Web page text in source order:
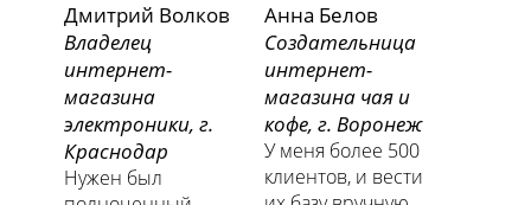
Дмитрий Волков
Владелец
интернет-
магазина
электроники, г.
Краснодар
Нужен был
Анна Белов
Создательница
интернет-
магазина чая и
кофе, г. Воронеж
У меня более 500
клиентов, и вести